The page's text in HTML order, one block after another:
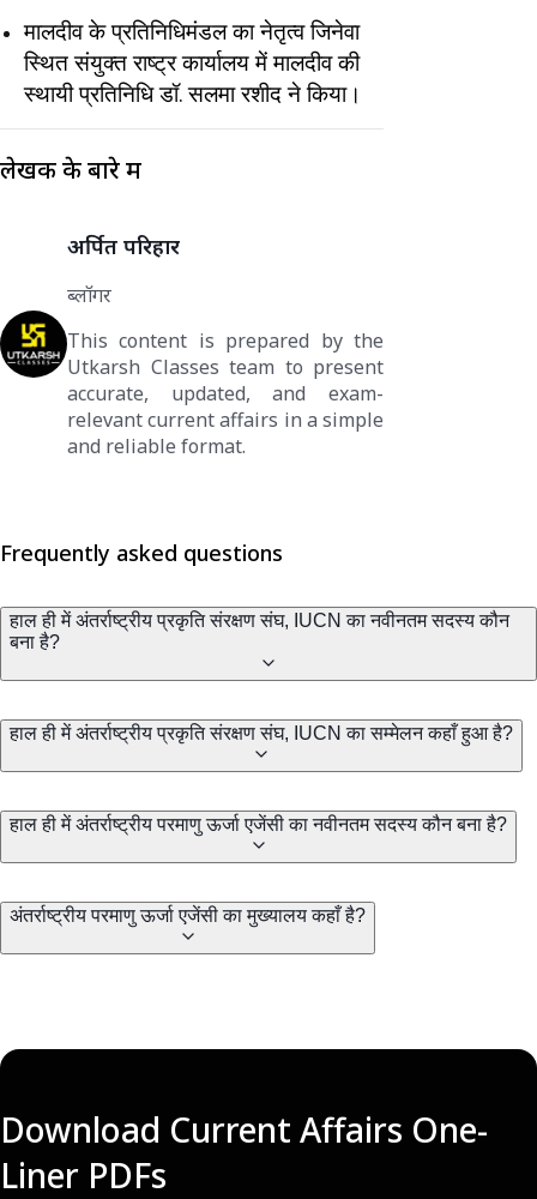
मालदीव के प्रतिनिधिमंडल का नेतृत्व जिनेवा
स्थित संयुक्त राष्ट्र कार्यालय में मालदीव की
स्थायी प्रतिनिधि डॉ. सलमा रशीद ने किया।
लेखक के बारे में
अर्पित परिहार
ब्लॉगर
This content is prepared by the
Utkarsh Classes team to present
accurate, updated, and exam-
relevant current affairs in a simple
and reliable format.
Frequently asked questions
हाल ही में अंतर्राष्ट्रीय प्रकृति संरक्षण संघ, IUCN का नवीनतम सदस्य कौन
बना है?
हाल ही में अंतर्राष्ट्रीय प्रकृति संरक्षण संघ, IUCN का सम्मेलन कहाँ हुआ है?
हाल ही में अंतर्राष्ट्रीय परमाणु ऊर्जा एजेंसी का नवीनतम सदस्य कौन बना है?
अंतर्राष्ट्रीय परमाणु ऊर्जा एजेंसी का मुख्यालय कहाँ है?
Download Current Affairs One-
Liner PDFs